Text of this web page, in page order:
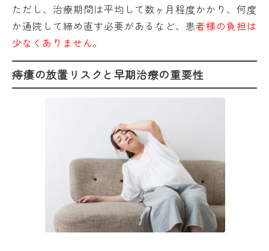
ただし、治療期間は平均して数ヶ月程度かかり、何度
か通院して締め直す必要があるなど、患者様の負担は
少なくありません。
痔瘻の放置リスクと早期治療の重要性